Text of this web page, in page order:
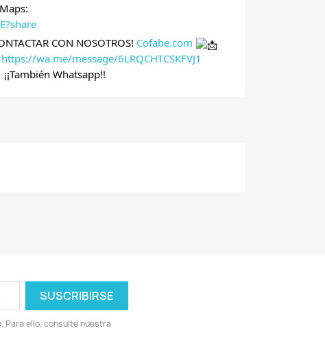
CON NOSOTROS! Cofabe.com
https://wa.me/message/6LRQCHTCSKFVJ1
¡¡También Whatsapp!!
Para ello, consulte nuestra